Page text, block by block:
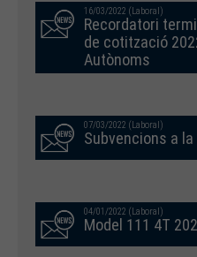
16/03/2022 (Laboral)
Recordatori
de cotització
Autònoms
07/03/2022 (Laboral)
Subvencions a
04/01/2022 (Laboral)
Model 111 4T